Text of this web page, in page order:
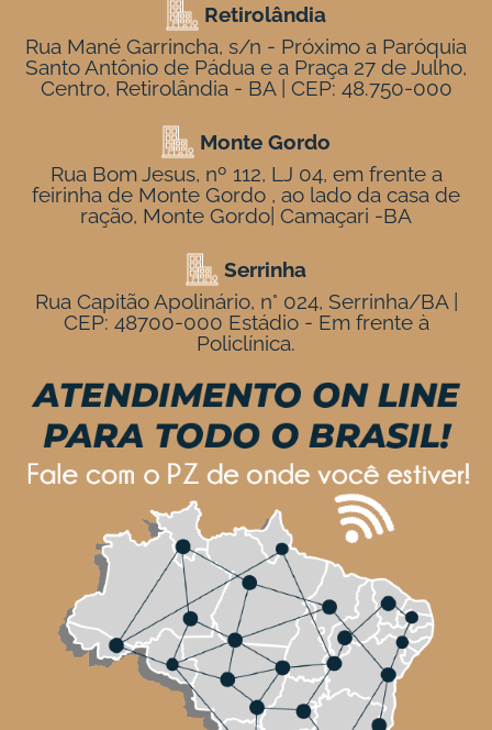
Retirolândia
Rua Mané Garrincha, s/n - Próximo a Paróquia
Santo Antônio de Pádua e a Praça 27 de Julho,
Centro, Retirolândia - BA | CEP: 48.750-000
Monte Gordo
Rua Bom Jesus, nº 112, LJ 04, em frente a
feirinha de Monte Gordo , ao lado da casa de
ração, Monte Gordo| Camaçari -BA
Serrinha
Rua Capitão Apolinário, n° 024, Serrinha/BA |
CEP: 48700-000 Estádio - Em frente à
Policlínica.